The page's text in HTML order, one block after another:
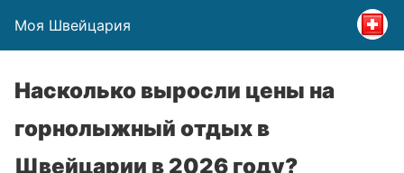
Моя Швейцария
Насколько выросли цены на
горнолыжный отдых в
Швейцарии в 2026 году?